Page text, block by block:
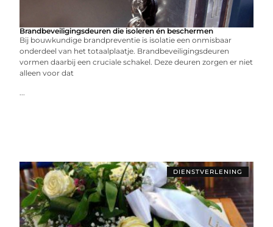
Brandbeveiligingsdeuren die isoleren én beschermen
Bij bouwkundige brandpreventie is isolatie een onmisbaar
onderdeel van het totaalplaatje. Brandbeveiligingsdeuren
vormen daarbij een cruciale schakel. Deze deuren zorgen er niet
alleen voor dat
...
DIENSTVERLENING